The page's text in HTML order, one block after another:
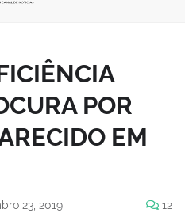
POR
EM
23, 2019 12